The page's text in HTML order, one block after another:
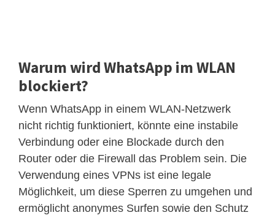
Warum wird WhatsApp im WLAN
blockiert?
Wenn WhatsApp in einem WLAN-Netzwerk
nicht richtig funktioniert, könnte eine instabile
Verbindung oder eine Blockade durch den
Router oder die Firewall das Problem sein. Die
Verwendung eines VPNs ist eine legale
Möglichkeit, um diese Sperren zu umgehen und
ermöglicht anonymes Surfen sowie den Schutz